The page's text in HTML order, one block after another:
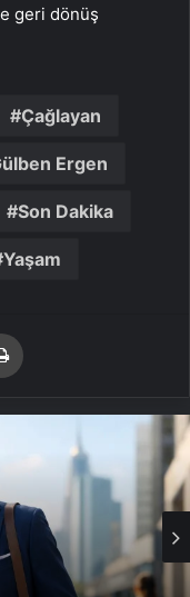
geri dönüş
Çağlayan
Ergen
Son Dakika
Yaşam